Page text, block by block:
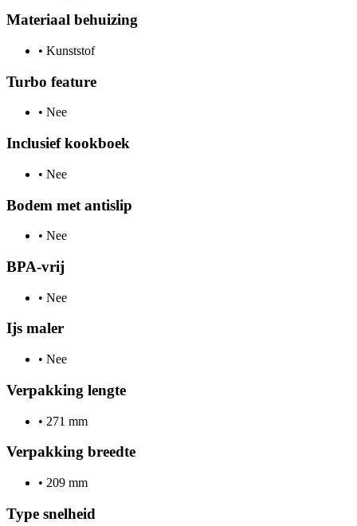
Materiaal behuizing
• Kunststof
Turbo feature
• Nee
Inclusief kookboek
• Nee
Bodem met antislip
• Nee
BPA-vrij
• Nee
Ijs maler
• Nee
Verpakking lengte
• 271 mm
Verpakking breedte
• 209 mm
Type snelheid